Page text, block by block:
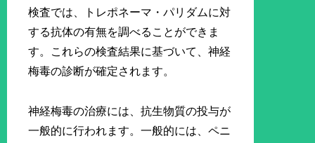
検査では、トレポネーマ・パリダムに対
する抗体の有無を調べることができま
す。これらの検査結果に基づいて、神経
梅毒の診断が確定されます。
神経梅毒の治療には、抗生物質の投与が
一般的に行われます。一般的には、ペニ